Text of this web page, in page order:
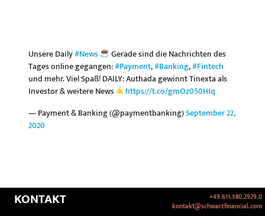
Unsere Daily#News
Gerade sind die Nachrichten des
Tages online gegangen:#Payment,#Banking,#Fintech
und mehr. Viel Spaß! DAILY: Authada gewinnt Tinexta als
Investor & weitere News
https://t.co/gmOz050HIq
— Payment & Banking (@paymentbanking)September 22,
2020
KONTAKT
+49.611.580.2929.0
kontakt@schwarzfinancial.com